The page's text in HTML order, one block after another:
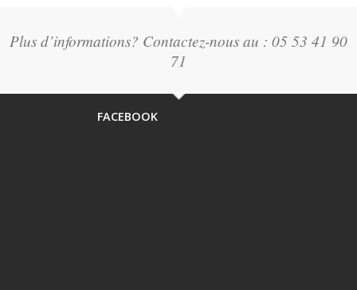
Plus d’informations? Contactez-nous au : 05 53 41 90
71
FACEBOOK